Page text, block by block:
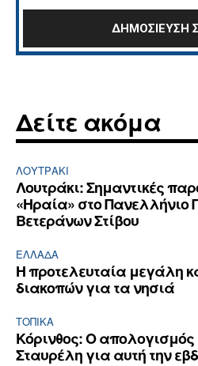
Δείτε ακόμα
ΛΟΥΤΡΆΚΙ
Λουτράκι: Σημαντικές
«Ηραία» στο
Βετεράνων Στίβου
ΕΛΛΆΔΑ
Η προτελευταία μεγάλη
διακοπών για τα νησιά
ΤΟΠΙΚΑ
Κόρινθος: Ο
Σταυρέλη για αυτή την